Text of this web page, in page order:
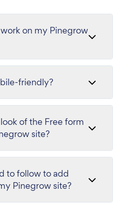
on my Pinegrow
friendly?
of the Free form
site?
to follow to add
Pinegrow site?